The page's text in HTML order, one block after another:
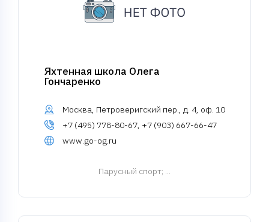
Яхтенная школа Олега
Гончаренко
Москва, Петроверигский пер., д. 4, оф. 10
+7 (495) 778-80-67, +7 (903) 667-66-47
www.go-og.ru
Парусный спорт; ...